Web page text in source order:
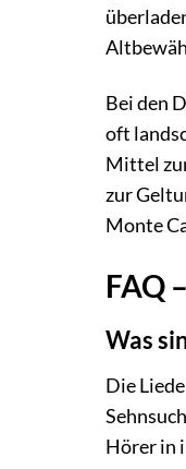
Bei den
oft
Mittel
zur
Monte
FAQ
Was
Die
Hörer in